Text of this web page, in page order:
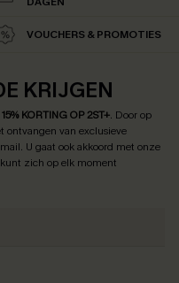
VOUCHERS & PROMOTIES
KRIJGEN
KORTING OP 2ST+. Door op
ontvangen van exclusieve
U gaat ook akkoord met onze
zich op elk moment